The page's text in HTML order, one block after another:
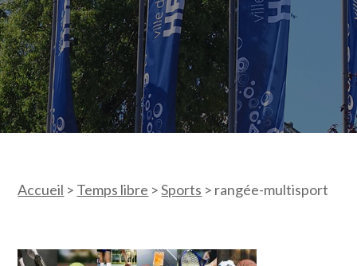
Accueil > Temps libre >Sports > rangée-multisport